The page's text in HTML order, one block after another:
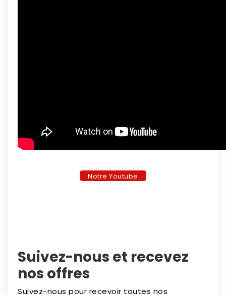
Notre Youtube
Suivez-nous et recevez
nos offres
Suivez-nous pour recevoir toutes nos